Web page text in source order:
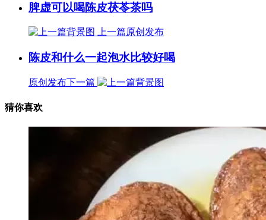
脾虚可以喝陈皮茯苓茶吗
上一篇原创发布
陈皮和什么一起泡水比较好喝
原创发布下一篇
猜你喜欢